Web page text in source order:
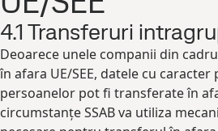
4.1 Transferuri
Deoarece unele companii din
în afara UE/SEE, datele cu caracter
persoanelor pot fi transferate în
circumstanțe SSAB va utiliza